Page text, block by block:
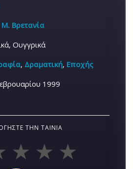
Μ. Βρετανία
Ουγγρικά
, Δραματική, Εποχής
1999
ΤΗΝ ΤΑΙΝΊΑ